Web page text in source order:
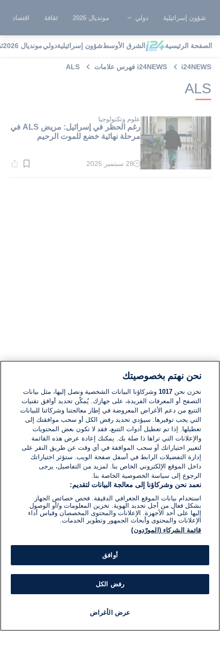
شؤون إسرائيلية دولي مونديال 2026 ثقافة اقتصاد
الصفحة الرئيسية الشرق الأوسطشؤون إسرائيليةدوليمونديال 2026
i24NEWS i24NEWS فهرس علامات ALS
ALS
علوم وتكنولوجيا
رغم الحظر في إسرائيل: مريض ALS في
مرحلة نهائية خضع للموت الرحيم
وقت
28 سبتمبر 2025
نحن نهتم بخصوصيتك
نخزن نحن1017 وشركاؤنا البيانات الشخصية ونصل إليها، مثل بيانات
التصفح أو المعرفات الفريدة، على جهازك. يُمكّن تحديد أوافق تقنيات
التتبع من دعم الأغراض المعروضة في إطار معالجتنا وشركائنا للبيانات
التي يجب توفيرها. سيؤدي تحديد رفض الكل أو سحب موافقتك إلى
تعطيلها. إذا تم تعطيل أدوات التتبع، فقد لا تكون بعض المحتويات
والإعلانات التي تراها ذا صلة بك. يمكنك إعادة عرض هذه القائمة
لتغيير اختياراتك أو سحب الموافقة في أي وقت عن طريق النقر على
إدارة التفضيلات الرابط في أسفل صفحة الويب. ستؤثر اختياراتك
داخل الموقع الإلكتروني الخاص بنا. لمزيد من التفاصيل، يرجى
الرجوع إلى سياسة الخصوصية الخاصة بنا.
نعمد نحن وشركاؤنا إلى معالجة البيانات لتقديم:
استخدام بيانات الموقع الجغرافي الدقيقة. فحص خصائص الجهاز
بشكل فعال من أجل تحديد الهوية. تخزين المعلومات و/أو الوصول
إليها على أحد الأجهزة. الإعلانات والمحتوى المخصصان وقياس أداء
الإعلانات والمحتوى وأبحاث الجمهور وتطوير الخدمات.
قائمة الشركاء (المورّدون)
أوافق
رفض الكل
عرض الأغراض